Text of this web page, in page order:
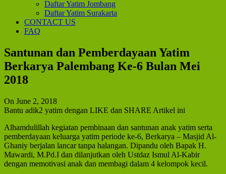
Daftar Yatim Jombang
Daftar Yatim Surakarta
CONTACT US
FAQ
Santunan dan Pemberdayaan Yatim
Berkarya Palembang Ke-6 Bulan Mei
2018
On June 2, 2018
Bantu adik2 yatim dengan LIKE dan SHARE Artikel ini
Alhamdulillah kegiatan pembinaan dan santunan anak yatim serta
pemberdayaan keluarga yatim periode ke-6, Berkarya – Masjid Al-
Ghaniy berjalan lancar tanpa halangan. Dipandu oleh Bapak H.
Mawardi, M.Pd.I dan dilanjutkan oleh Ustdaz Ismul Al-Kabir
dengan memotivasi anak dan membagi dalam 4 kelompok kecil.